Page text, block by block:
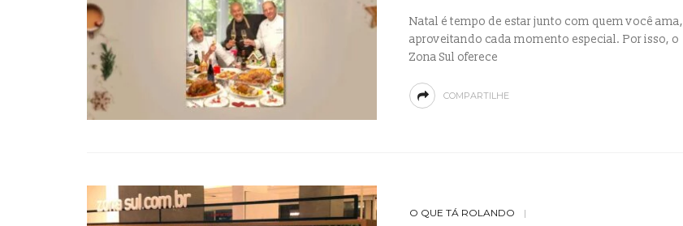
Natal é tempo de estar junto com quem você ama,
aproveitando cada momento especial. Por isso, o
Zona Sul oferece
COMPARTILHE
O QUE TÁ ROLANDO